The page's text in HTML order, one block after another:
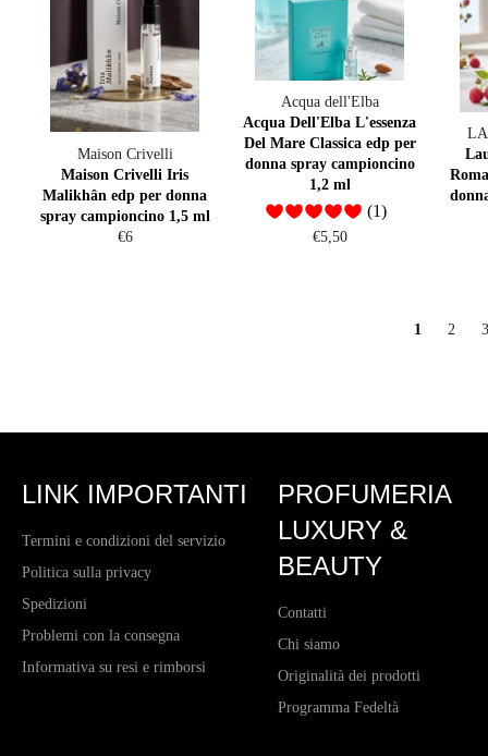
Maison Crivelli
Maison Crivelli Iris
Malikhân edp per donna
spray campioncino 1,5 ml
Prezzo
€6
Acqua dell'Elba
Acqua Dell'Elba L'essenza
Del Mare Classica edp per
donna spray campioncino
1,2 ml
(1)
Prezzo
€5,50
1 2 3
LINK IMPORTANTI
Termini e condizioni del servizio
Politica sulla privacy
Spedizioni
Problemi con la consegna
Informativa su resi e rimborsi
PROFUMERIA
LUXURY &
BEAUTY
Contatti
Chi siamo
Originalità dei prodotti
Programma Fedeltà